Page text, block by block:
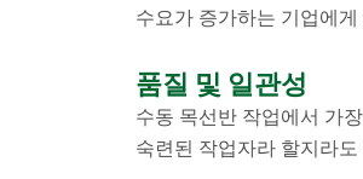
수요가 증가하는 기업에
품질 및 일관성
수동 목선반 작업에서 가
숙련된 작업자라 할지라